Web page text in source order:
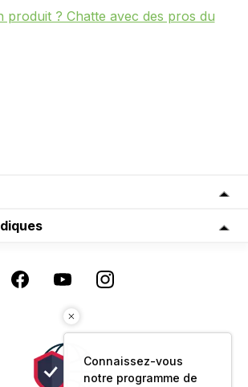
produit ? Chatte avec des pros du
Connaissez-vous
notre programme de